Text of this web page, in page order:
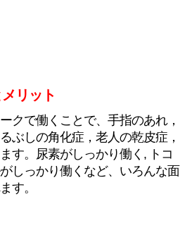
リット
クで働くことで、手指のあれ，
ぶしの角化症，老人の乾皮症，
す。尿素がしっかり働く, トコ
しっかり働くなど、いろんな面
す。